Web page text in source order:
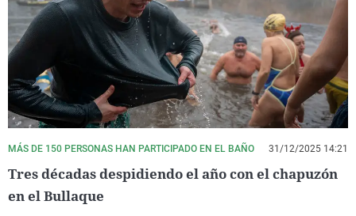
MÁS DE 150 PERSONAS HAN PARTICIPADO EN EL BAÑO 31/12/2025 14:21
Tres décadas despidiendo el año con el chapuzón
en el Bullaque